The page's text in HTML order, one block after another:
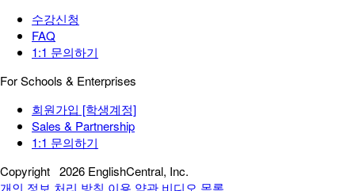
수강신청
FAQ
1:1 문의하기
For Schools & Enterprises
회원가입 [학생계정]
Sales & Partnership
1:1 문의하기
Copyright 2026 EnglishCentral, Inc.